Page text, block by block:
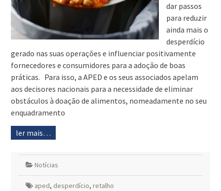
dar passos
para reduzir
ainda mais o
desperdício
gerado nas suas operações e influenciar positivamente
fornecedores e consumidores para a adoção de boas
práticas. Para isso, a APED e os seus associados apelam
aos decisores nacionais para a necessidade de eliminar
obstáculos à doação de alimentos, nomeadamente no seu
enquadramento
ler mais…
Notícias
aped, desperdício, retalho